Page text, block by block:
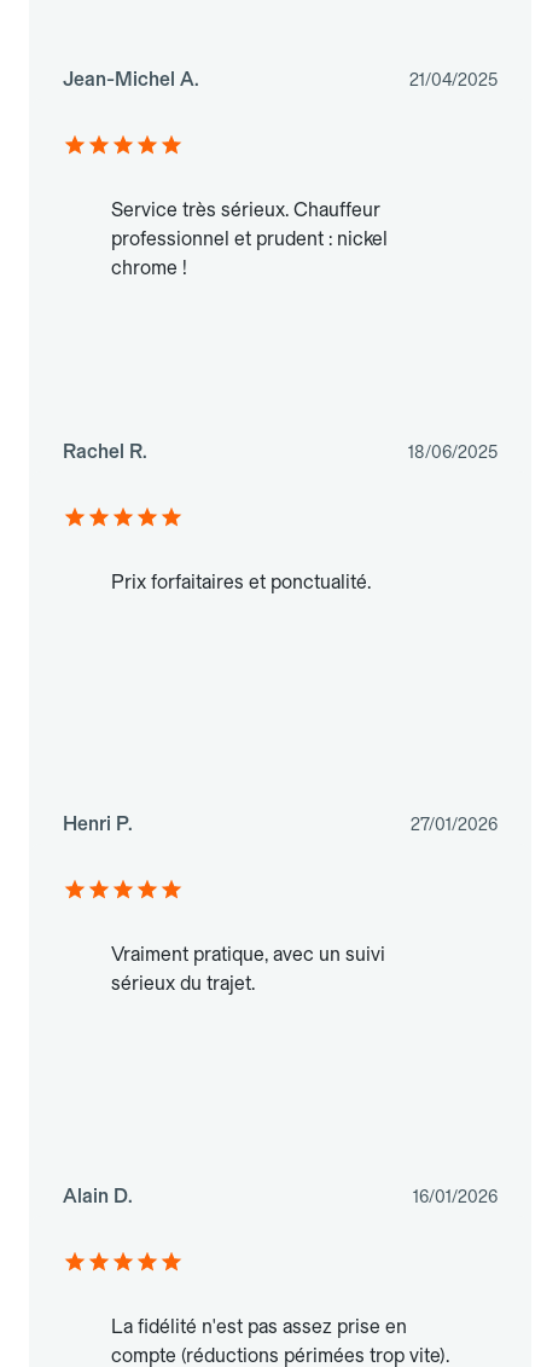
Jean-Michel A. 21/04/2025
Service très sérieux. Chauffeur
professionnel et prudent : nickel
chrome !
Rachel R. 18/06/2025
Prix forfaitaires et ponctualité.
Henri P. 27/01/2026
Vraiment pratique, avec un suivi
sérieux du trajet.
Alain D. 16/01/2026
La fidélité n'est pas assez prise en
compte (réductions périmées trop vite).